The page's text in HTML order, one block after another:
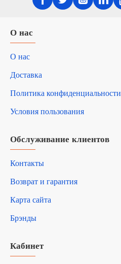
О нас
О нас
Доставка
Политика конфиденциальности
Условия пользования
Обслуживание клиентов
Контакты
Возврат и гарантия
Карта сайта
Брэнды
Кабинет